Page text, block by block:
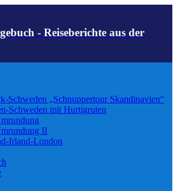
- Reiseberichte aus der
Schweden „Schnuppertour Skandinavien“
Schweden mit Hurtigruten
II
Irland-London